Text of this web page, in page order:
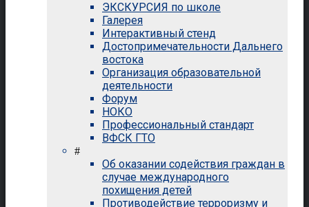
ЭКСКУРСИЯ по школе
Галерея
Интерактивный стенд
Достопримечательности Дальнего
востока
Организация образовательной
деятельности
Форум
НОКО
Профессиональный стандарт
ВФСК ГТО
#
Об оказании содействия граждан в
случае международного
похищения детей
Противодействие терроризму и